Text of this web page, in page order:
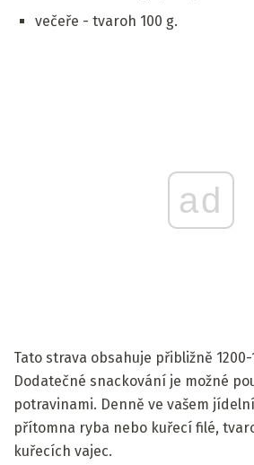
večeře - tvaroh 100 g.
ad
Tato strava obsahuje přibližně 1200-
Dodatečné snackování je možné
potravinami. Denně ve vašem
přítomna ryba nebo kuřecí filé,
kuřecích vajec.